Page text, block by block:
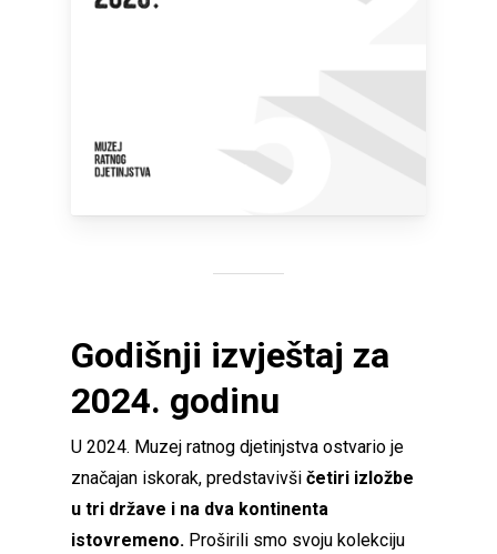
Godišnji izvještaj za
2024. godinu
U 2024. Muzej ratnog djetinjstva ostvario je
značajan iskorak, predstavivši četiri izložbe
u tri države i na dva kontinenta
istovremeno. Proširili smo svoju kolekciju